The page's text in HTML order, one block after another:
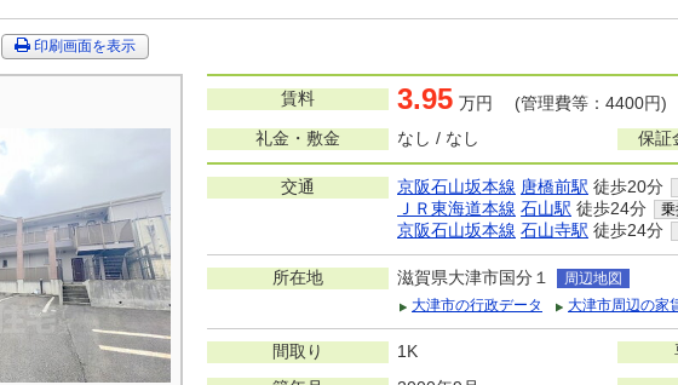
印刷画面を表示
賃料 3.95 万円 (管理費等：4400円)
礼金・敷金
なし / なし 保証
交通 京阪石山坂本線 唐橋前駅 徒歩20分
ＪＲ東海道本線 石山駅 徒歩24分
京阪石山坂本線 石山寺駅 徒歩24分
所在地 滋賀県大津市国分１
周辺地図
大津市の行政データ
大津市周辺の家
間取り 1K